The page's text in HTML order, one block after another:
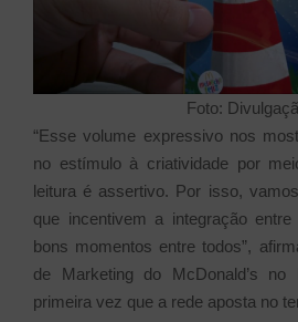
Foto:
“Esse volume expressivo nos
no estímulo à criatividade por
leitura é assertivo. Por isso,
que incentivem a integração
bons momentos entre todos”,
de Marketing do McDonald’s
primeira vez que a rede aposta no